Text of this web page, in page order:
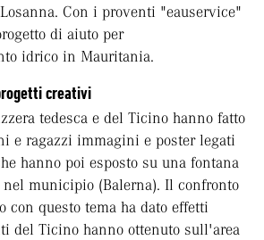
Con i proventi "eauservice"
di aiuto per
idrico in Mauritania.
creativi
tedesca e del Ticino hanno fatto
e ragazzi immagini e poster legati
hanno poi esposto su una fontana
municipio (Balerna). Il confronto
con questo tema ha dato effetti
del Ticino hanno ottenuto sull'area